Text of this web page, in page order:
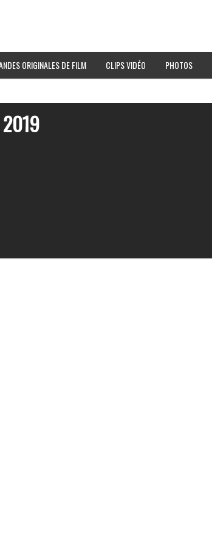
ORIGINALES DE FILM CLIPS VIDÉO PHOTOS
2019